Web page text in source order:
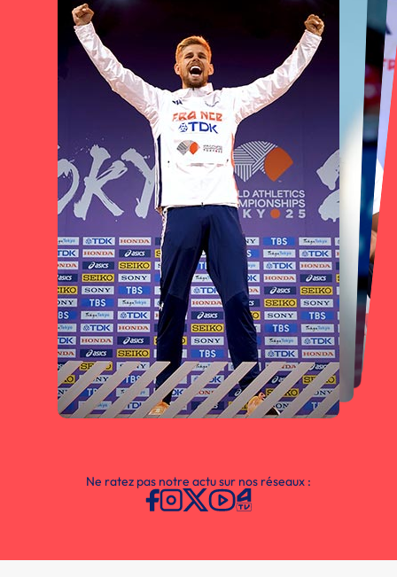
Ne ratez pas notre actu sur nos réseaux :